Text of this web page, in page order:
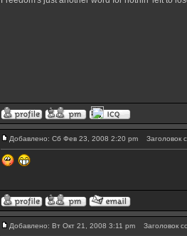
Добавлено: Сб Фев 23, 2008 2:20 pm Заголовок
Добавлено: Вт Окт 21, 2008 3:11 pm Заголовок